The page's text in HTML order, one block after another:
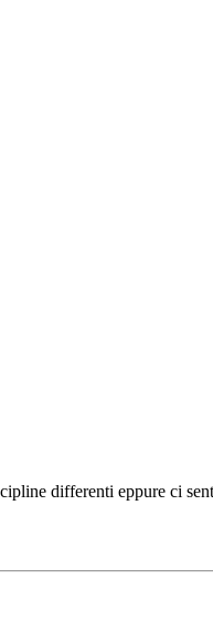
differenti eppure ci